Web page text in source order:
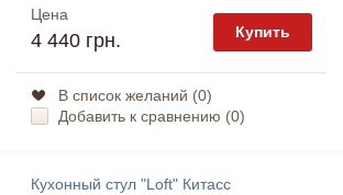
Цена
4 440 грн. Купить
В список желаний (0)
Добавить к сравнению (0)
Кухонный стул "Loft" Китасс